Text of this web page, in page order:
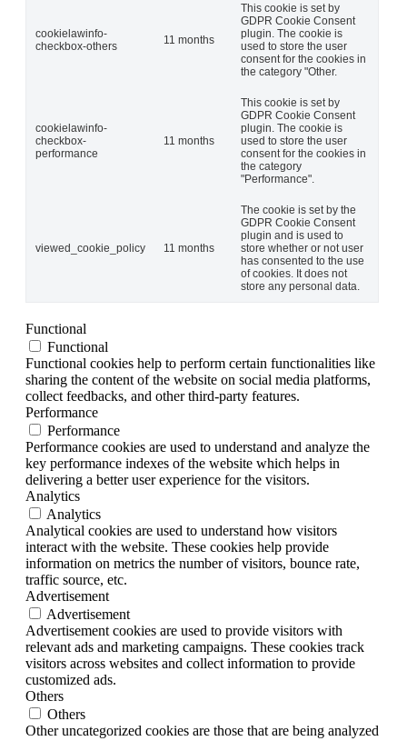
cookielawinfo-
checkbox-others
11 months
This cookie is set by
GDPR Cookie Consent
plugin. The cookie is
used to store the user
consent for the cookies in
the category "Other.
cookielawinfo-
checkbox-
performance
11 months
This cookie is set by
GDPR Cookie Consent
plugin. The cookie is
used to store the user
consent for the cookies in
the category
"Performance".
viewed_cookie_policy 11 months
The cookie is set by the
GDPR Cookie Consent
plugin and is used to
store whether or not user
has consented to the use
of cookies. It does not
store any personal data.
Functional
Functional
Functional cookies help to perform certain functionalities like
sharing the content of the website on social media platforms,
collect feedbacks, and other third-party features.
Performance
Performance
Performance cookies are used to understand and analyze the
key performance indexes of the website which helps in
delivering a better user experience for the visitors.
Analytics
Analytics
Analytical cookies are used to understand how visitors
interact with the website. These cookies help provide
information on metrics the number of visitors, bounce rate,
traffic source, etc.
Advertisement
Advertisement
Advertisement cookies are used to provide visitors with
relevant ads and marketing campaigns. These cookies track
visitors across websites and collect information to provide
customized ads.
Others
Others
Other uncategorized cookies are those that are being analyzed